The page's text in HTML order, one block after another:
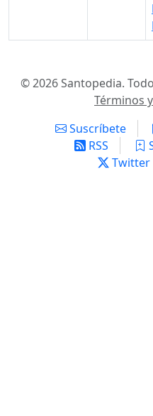
© 2026 Santopedia.
Términos
Suscríbete
RSS
Twitter